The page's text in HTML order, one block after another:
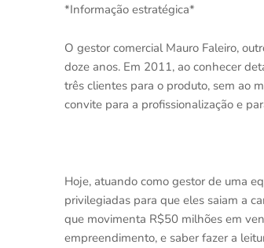
*Informação estratégica*
O gestor comercial Mauro Faleiro,
doze anos. Em 2011, ao conhecer
três clientes para o produto, sem ao
convite para a profissionalização e
Hoje, atuando como gestor de uma
privilegiadas para que eles saiam a
que movimenta R$50 milhões em
empreendimento, e saber fazer a